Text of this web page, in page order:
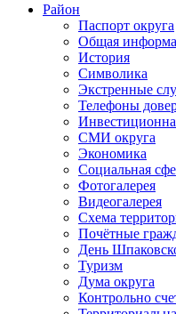
Район
Паспорт округа
Общая
История
Символика
Экстренные
Телефоны
СМИ округа
Экономика
Социальная
Фотогалерея
Видеогалерея
Схема
Почётные
День
Туризм
Дума округа
Контрольно